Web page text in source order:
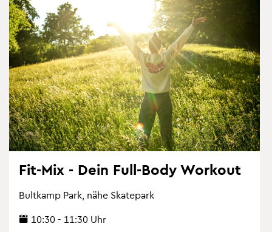
Fit-Mix - Dein Full-Body Work­out
Bult­kamp Park, nähe Skate­park
10:30 - 11:30 Uhr